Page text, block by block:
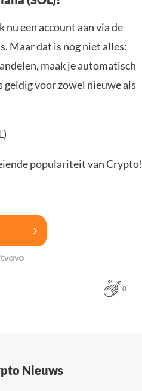
een account aan via de
Maar dat is nog niet alles:
maak je automatisch
geldig voor zowel nieuwe als
populariteit van Crypto!
0
Nieuws